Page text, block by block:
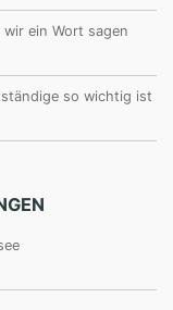
ein Wort sagen
so wichtig ist